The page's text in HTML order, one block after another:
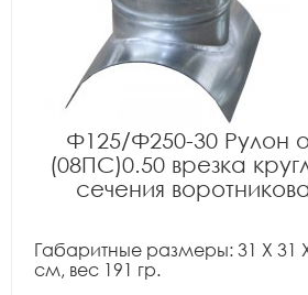
Ф125/Ф250-30 Рулон
(08ПС)0.50 врезка
сечения
Габаритные размеры: 31 X 31
см, вес 191 гр.